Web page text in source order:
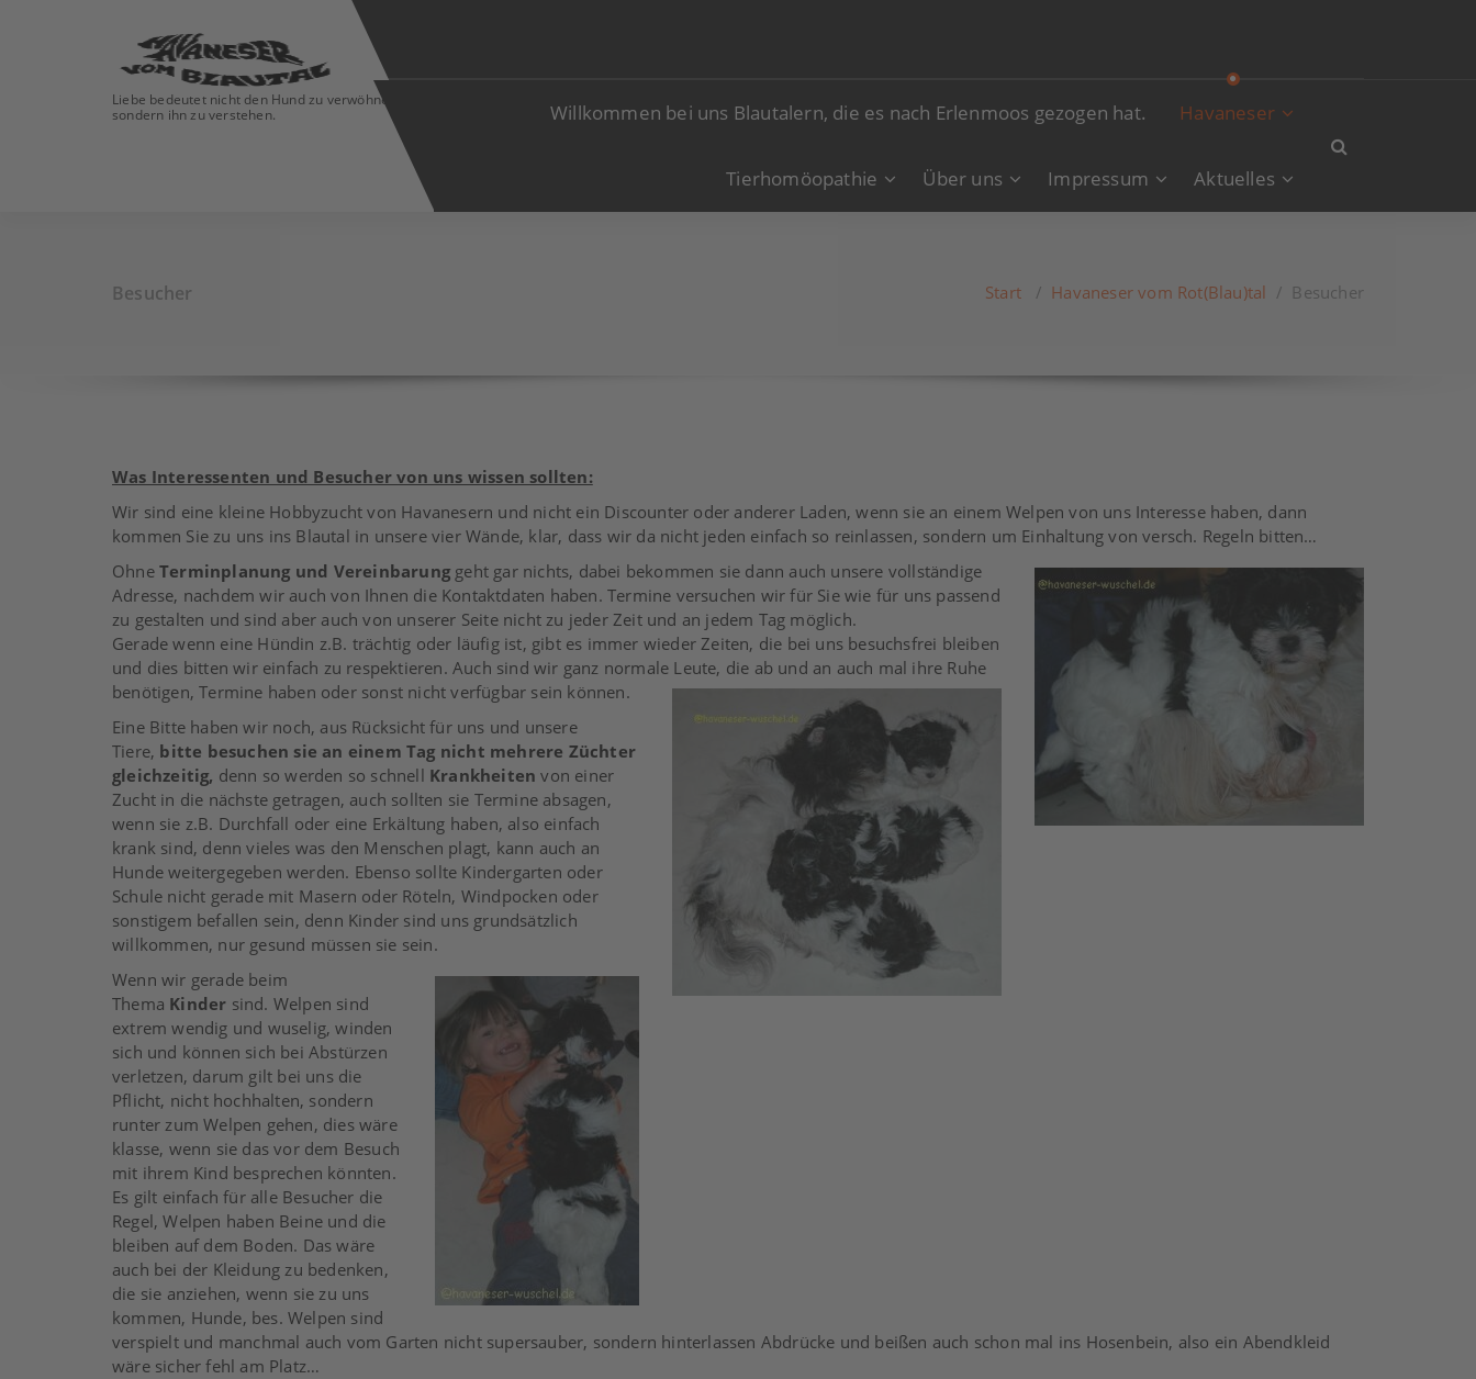
Liebe bedeutet nicht den Hund zu verwöhnen
sondern ihn zu verstehen.
Willkommen bei uns Blautalern, die es nach Erlenmoos gezogen hat. Havaneser
Tierhomöopathie Über uns Impressum Aktuelles
Besucher Start/ Havaneser vom Rot(Blau)tal / Besucher
Was Interessenten und Besucher von uns wissen sollten:
Wir sind eine kleine Hobbyzucht von Havanesern und nicht ein Discounter oder anderer Laden, wenn sie an einem Welpen von uns Interesse haben, dann
kommen Sie zu uns ins Blautal in unsere vier Wände, klar, dass wir da nicht jeden einfach so reinlassen, sondern um Einhaltung von versch. Regeln bitten…
Ohne Terminplanung und Vereinbarung geht gar nichts, dabei bekommen sie dann auch unsere vollständige
Adresse, nachdem wir auch von Ihnen die Kontaktdaten haben. Termine versuchen wir für Sie wie für uns passend
zu gestalten und sind aber auch von unserer Seite nicht zu jeder Zeit und an jedem Tag möglich.
Gerade wenn eine Hündin z.B. trächtig oder läufig ist, gibt es immer wieder Zeiten, die bei uns besuchsfrei bleiben
und dies bitten wir einfach zu respektieren. Auch sind wir ganz normale Leute, die ab und an auch mal ihre Ruhe
benötigen, Termine haben oder sonst nicht verfügbar sein können.
Eine Bitte haben wir noch, aus Rücksicht für uns und unsere
Tiere, bitte besuchen sie an einem Tag nicht mehrere Züchter
gleichzeitig, denn so werden so schnell Krankheiten von einer
Zucht in die nächste getragen, auch sollten sie Termine absagen,
wenn sie z.B. Durchfall oder eine Erkältung haben, also einfach
krank sind, denn vieles was den Menschen plagt, kann auch an
Hunde weitergegeben werden. Ebenso sollte Kindergarten oder
Schule nicht gerade mit Masern oder Röteln, Windpocken oder
sonstigem befallen sein, denn Kinder sind uns grundsätzlich
willkommen, nur gesund müssen sie sein.
Wenn wir gerade beim
Thema Kinder sind. Welpen sind
extrem wendig und wuselig, winden
sich und können sich bei Abstürzen
verletzen, darum gilt bei uns die
Pflicht, nicht hochhalten, sondern
runter zum Welpen gehen, dies wäre
klasse, wenn sie das vor dem Besuch
mit ihrem Kind besprechen könnten.
Es gilt einfach für alle Besucher die
Regel, Welpen haben Beine und die
bleiben auf dem Boden. Das wäre
auch bei der Kleidung zu bedenken,
die sie anziehen, wenn sie zu uns
kommen, Hunde, bes. Welpen sind
verspielt und manchmal auch vom Garten nicht supersauber, sondern hinterlassen Abdrücke und beißen auch schon mal ins Hosenbein, also ein Abendkleid
wäre sicher fehl am Platz…